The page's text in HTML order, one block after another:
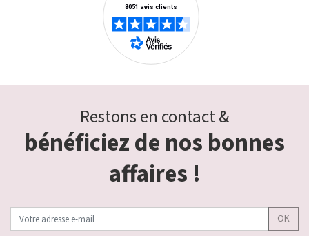
Restons en contact &
bénéficiez de nos bonnes
affaires !
OK